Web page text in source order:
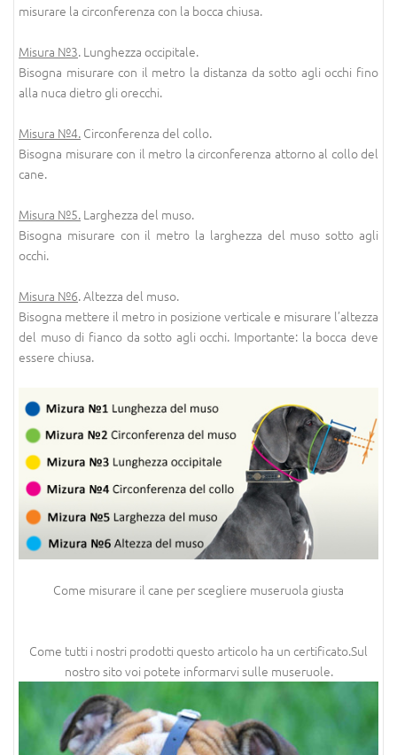
misurare la circonferenza con la bocca chiusa.
Misura №3. Lunghezza occipitale.
Bisogna misurare con il metro la distanza da sotto agli occhi fino
alla nuca dietro gli orecchi.
Misura №4. Circonferenza del collo.
Bisogna misurare con il metro la circonferenza attorno al collo del
cane.
Misura №5. Larghezza del muso.
Bisogna misurare con il metro la larghezza del muso sotto agli
occhi.
Misura №6. Altezza del muso.
Bisogna mettere il metro in posizione verticale e misurare l’altezza
del muso di fianco da sotto agli occhi. Importante: la bocca deve
essere chiusa.
Come misurare il cane per scegliere museruola giusta
Come tutti i nostri prodotti questo articolo ha un certificato.Sul
nostro sito voi potete informarvi sulle museruole.